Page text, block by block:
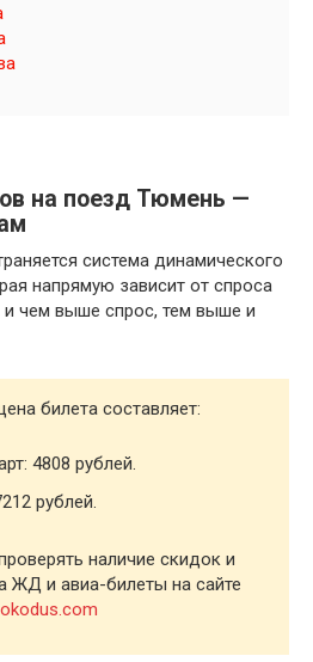
на поезд Тюмень —
система динамического
напрямую зависит от спроса
и чем выше спрос, тем выше и
билета составляет:
4808 рублей.
рублей.
наличие скидок и
ЖД и авиа-билеты на сайте